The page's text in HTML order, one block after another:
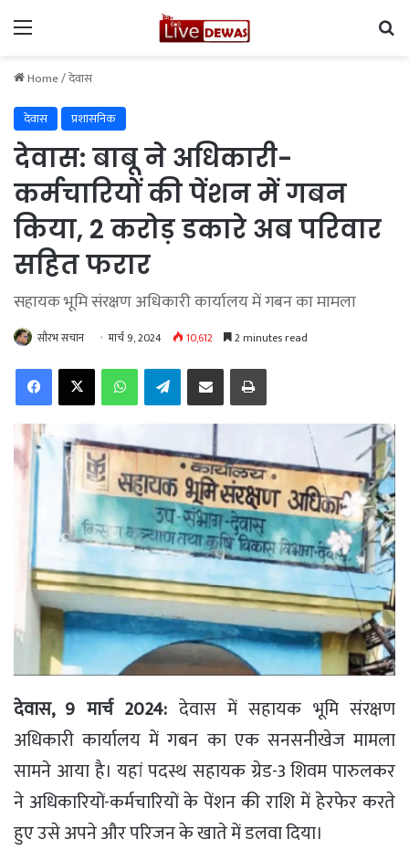
Home/देवास
देवास
प्रशासनिक
देवास: बाबू ने अधिकारी-
कर्मचारियों की पेंशन में गबन
किया, 2 करोड़ डकारे अब परिवार
सहित फरार
सहायक भूमि संरक्षण अधिकारी कार्यालय में गबन का मामला
सौरभ सचान मार्च 9, 2024 10,612 2 minutes read
Telegram
देवास, 9 मार्च 2024: देवास में सहायक भूमि संरक्षण
अधिकारी कार्यालय में गबन का एक सनसनीखेज मामला
सामने आया है। यहां पदस्थ सहायक ग्रेड-3 शिवम पारुलकर
ने अधिकारियों-कर्मचारियों के पेंशन की राशि में हेरफेर करते
हुए उसे अपने और परिजन के खाते में डलवा दिया।